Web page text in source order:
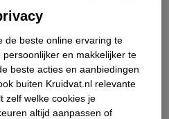
hem aan
de beste online ervaring te
en makkelijker te
beste acties en aanbiedingen
buiten Kruidvat.nl relevante
zelf welke cookies je
altijd aanpassen of